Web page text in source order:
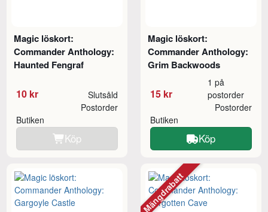
Magic löskort:
Commander Anthology:
Haunted Fengraf
10 kr Slutsåld
Butiken
Postorder
Köp
Magic löskort:
Commander Anthology:
Grim Backwoods
15 kr
1 på
postorder
Butiken
Postorder
Köp
Mängdrabatt